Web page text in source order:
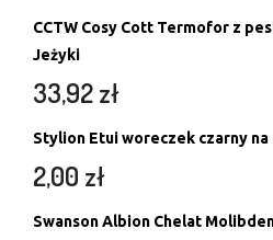
CCTW Cosy Cott Termofor z
Jeżyki
33,92zł
Stylion Etui woreczek czarny
2,00 zł
Swanson Albion Chelat